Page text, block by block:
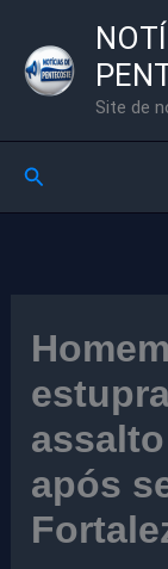
para
Site de
Pesquisar
após